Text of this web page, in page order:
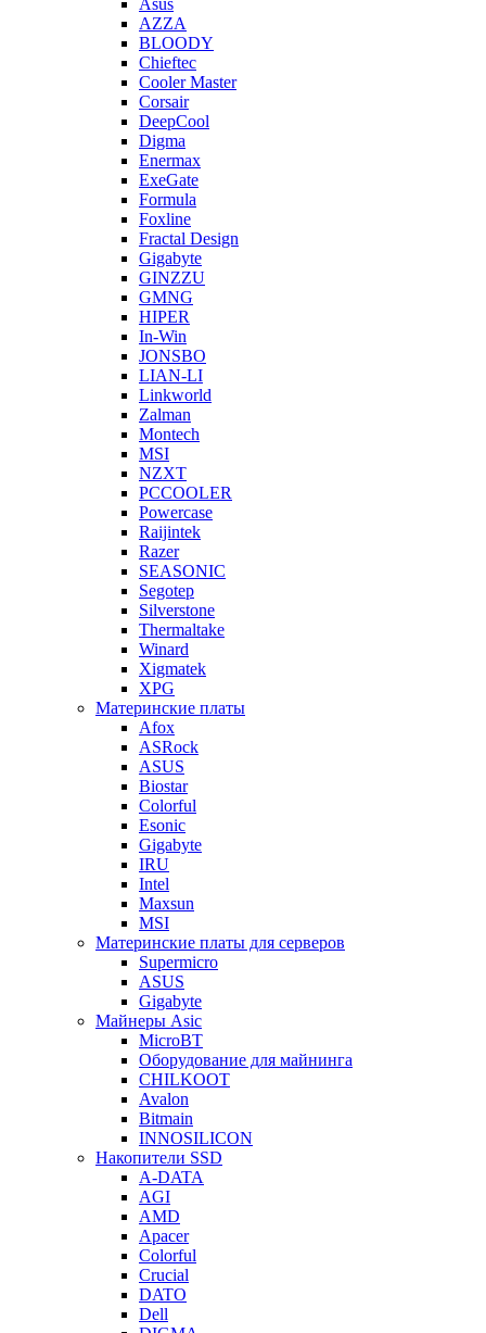
Asus
AZZA
BLOODY
Chieftec
Cooler Master
Corsair
DeepCool
Digma
Enermax
ExeGate
Formula
Foxline
Fractal Design
Gigabyte
GINZZU
GMNG
HIPER
In-Win
JONSBO
LIAN-LI
Linkworld
Zalman
Montech
MSI
NZXT
PCCOOLER
Powercase
Raijintek
Razer
SEASONIC
Segotep
Silverstone
Thermaltake
Winard
Xigmatek
XPG
Материнские платы
Afox
ASRock
ASUS
Biostar
Colorful
Esonic
Gigabyte
IRU
Intel
Maxsun
MSI
Материнские платы для серверов
Supermicro
ASUS
Gigabyte
Майнеры Asic
MicroBT
Оборудование для майнинга
CHILKOOT
Avalon
Bitmain
INNOSILICON
Накопители SSD
A-DATA
AGI
AMD
Apacer
Colorful
Crucial
DATO
Dell